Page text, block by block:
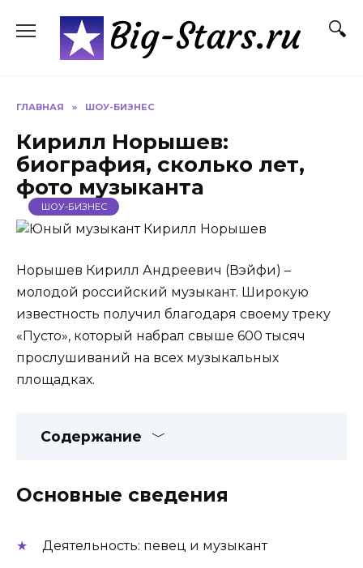
содержанию
ГЛАВНАЯ » ШОУ-БИЗНЕС
Кирилл Норышев:
биография, сколько лет,
фото музыканта
ШОУ-БИЗНЕС
Норышев Кирилл Андреевич (Вэйфи) –
молодой российский музыкант. Широкую
известность получил благодаря своему треку
«Пусто», который набрал свыше 600 тысяч
прослушиваний на всех музыкальных
площадках.
Содержание
Основные сведения
Деятельность: певец и музыкант